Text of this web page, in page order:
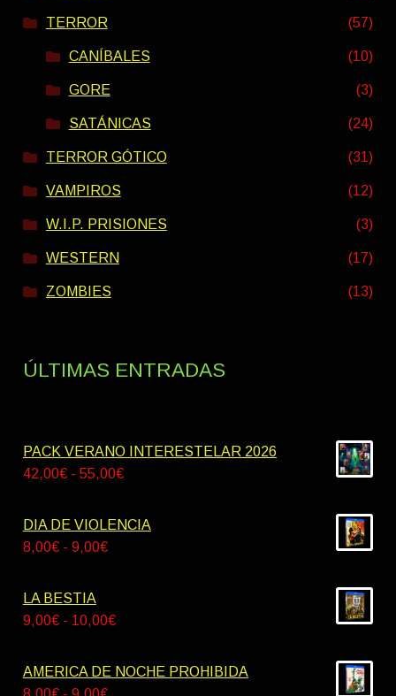
TERROR (57)
CANÍBALES (10)
GORE (3)
SATÁNICAS (24)
TERROR GÓTICO (31)
VAMPIROS (12)
W.I.P. PRISIONES (3)
WESTERN (17)
ZOMBIES (13)
ÚLTIMAS ENTRADAS
PACK VERANO INTERESTELAR 2026
42,00€ - 55,00€Rango
precios:
DIA DE VIOLENCIA
8,00€ - 9,00€Rango
desde
9,00€
LA BESTIA
9,00€ - 10,00€Rango
precios:
AMERICA DE NOCHE PROHIBIDA